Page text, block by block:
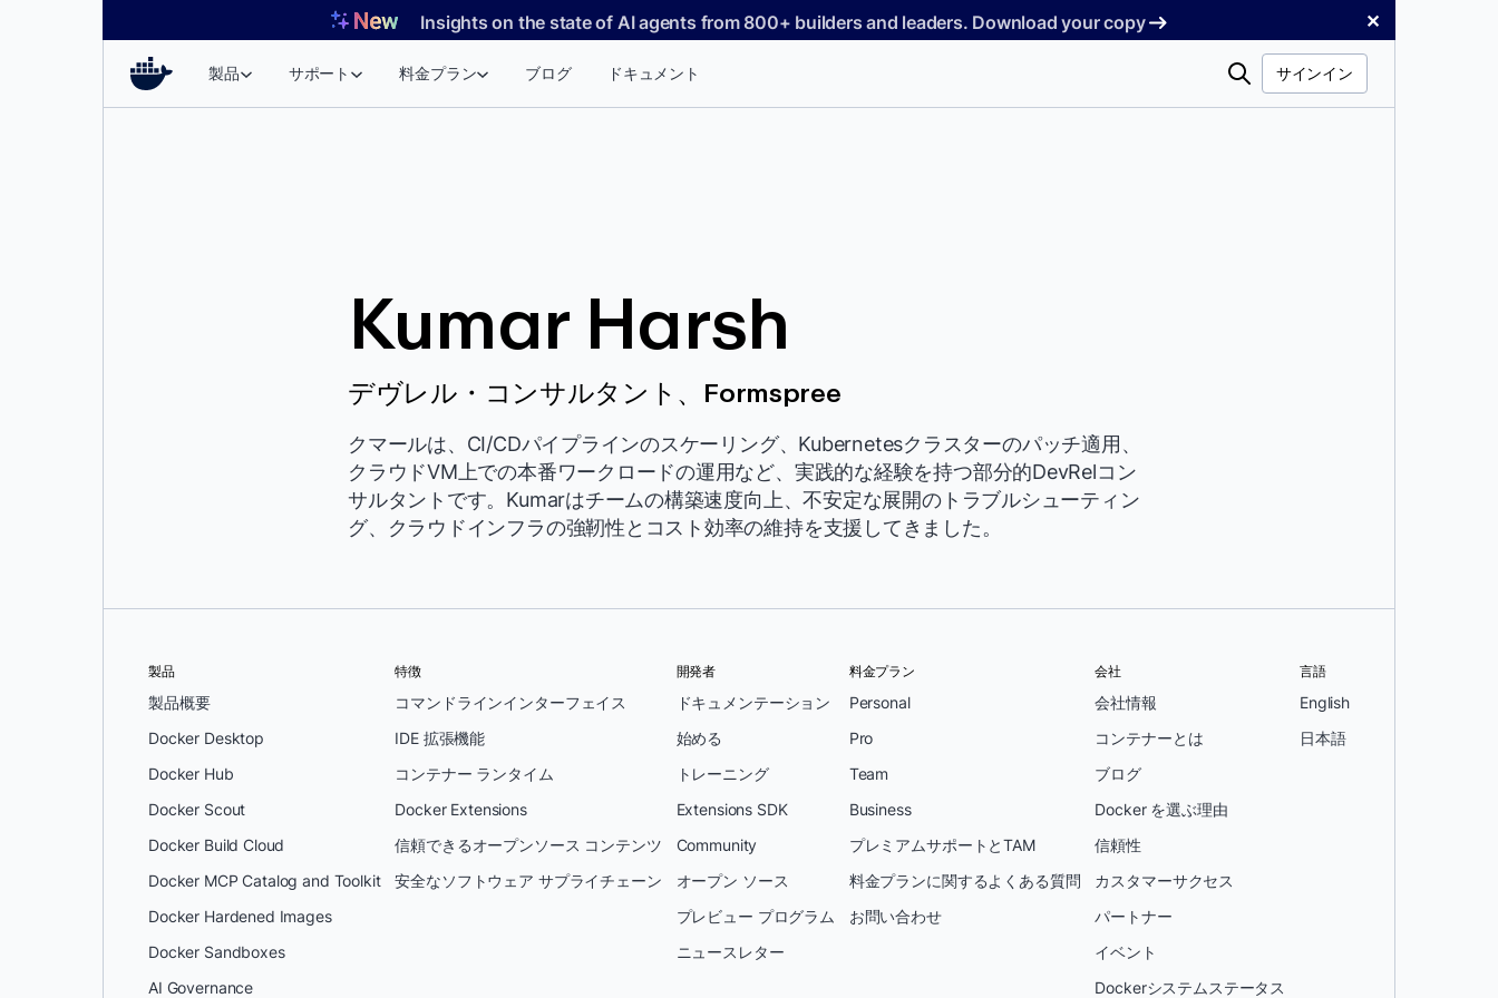
Insights on the state of AI agents from 800+ builders and leaders. Download your copy ✕
製品 サポート 料金プラン ブログ ドキュメント
検
サインイン
Kumar Harsh
デヴレル・コンサルタント、Formspree
クマールは、CI/CDパイプラインのスケーリング、Kubernetesクラスターのパッチ適用、
クラウドVM上での本番ワークロードの運用など、実践的な経験を持つ部分的DevRelコン
サルタントです。Kumarはチームの構築速度向上、不安定な展開のトラブルシューティン
グ、クラウドインフラの強靭性とコスト効率の維持を支援してきました。
製品
製品概要
Docker Desktop
Docker Hub
Docker Scout
Docker Build Cloud
Docker MCP Catalog and Toolkit
Docker Hardened Images
Docker Sandboxes
AI Governance
特徴
コマンドラインインターフェイス
IDE 拡張機能
コンテナー ランタイム
Docker Extensions
信頼できるオープンソース コンテンツ
安全なソフトウェア サプライチェーン
開発者
ドキュメンテーション
始める
トレーニング
Extensions SDK
Community
オープン ソース
プレビュー プログラム
ニュースレター
料金プラン
Personal
Pro
Team
Business
プレミアムサポートとTAM
料金プランに関するよくある質問
お問い合わせ
会社
会社情報
コンテナーとは
ブログ
Docker を選ぶ理由
信頼性
カスタマーサクセス
パートナー
イベント
Dockerシステムステータス
言語
English
日本語